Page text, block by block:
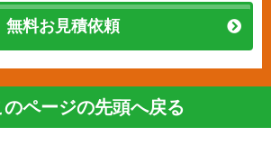
無料お見積依頼
のページの先頭へ戻る